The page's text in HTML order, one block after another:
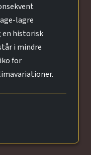
lagre
en historisk
i mindre
for